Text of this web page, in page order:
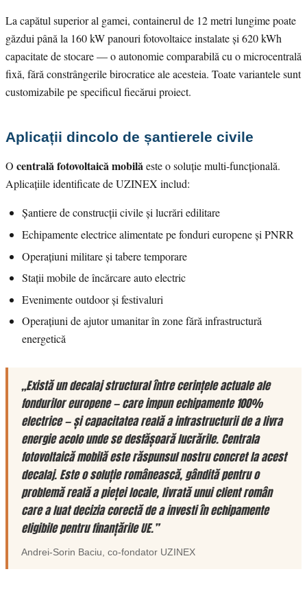
La capătul superior al gamei, containerul de 12 metri lungime poate
găzdui până la 160 kW panouri fotovoltaice instalate și 620 kWh
capacitate de stocare — o autonomie comparabilă cu o microcentrală
fixă, fără constrângerile birocratice ale acesteia. Toate variantele sunt
customizabile pe specificul fiecărui proiect.
Aplicații dincolo de șantierele civile
O centrală fotovoltaică mobilăeste o soluție multi-funcțională.
Aplicațiile identificate de UZINEX includ:
Șantiere de construcții civile și lucrări edilitare
Echipamente electrice alimentate pe fonduri europene și PNRR
Operațiuni militare și tabere temporare
Stații mobile de încărcare auto electric
Evenimente outdoor și festivaluri
Operațiuni de ajutor umanitar în zone fără infrastructură
energetică
„Există un decalaj structural între cerințele actuale ale
fondurilor europene — care impun echipamente 100%
electrice — și capacitatea reală a infrastructurii de a livra
energie acolo unde se desfășoară lucrările. Centrala
fotovoltaică mobilă este răspunsul nostru concret la acest
decalaj. Este o soluție românească, gândită pentru o
problemă reală a pieței locale, livrată unui client român
care a luat decizia corectă de a investi în echipamente
eligibile pentru finanțările UE.”
Andrei-Sorin Baciu , co-fondator UZINEX